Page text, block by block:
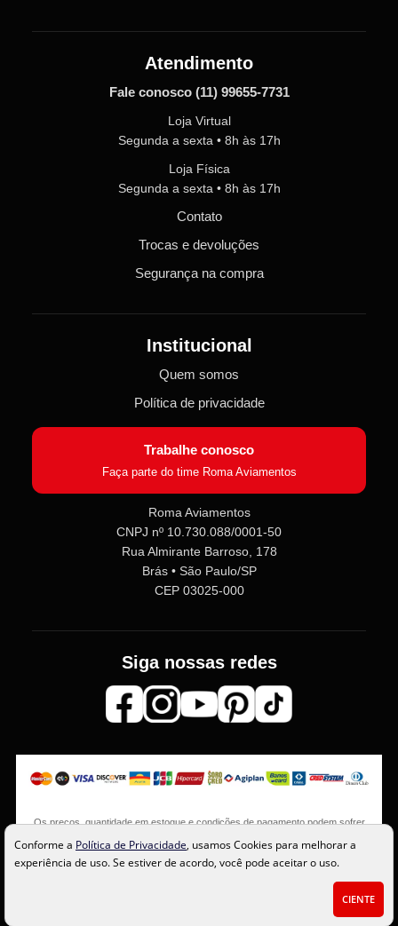
Atendimento
Fale conosco (11) 99655-7731
Loja Virtual
Segunda a sexta • 8h às 17h
Loja Física
Segunda a sexta • 8h às 17h
Contato
Trocas e devoluções
Segurança na compra
Institucional
Quem somos
Política de privacidade
Trabalhe conosco
Faça parte do time Roma Aviamentos
Roma Aviamentos
CNPJ nº 10.730.088/0001-50
Rua Almirante Barroso, 178
Brás • São Paulo/SP
CEP 03025-000
Siga nossas redes
Os preços, quantidade em estoque e condições de pagamento podem sofrer
Conforme a Política de Privacidade , usamos Cookies para melhorar a
experiência de uso. Se estiver de acordo, você pode aceitar o uso.
CIENTE